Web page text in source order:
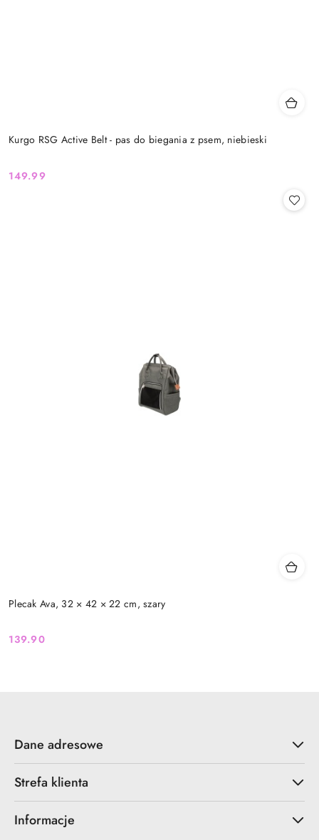
Kurgo RSG Active Belt - pas do biegania z psem, niebieski
Cena:
149.99
Plecak Ava, 32 × 42 × 22 cm, szary
Cena:
139.90
Dane adresowe
Strefa klienta
Informacje